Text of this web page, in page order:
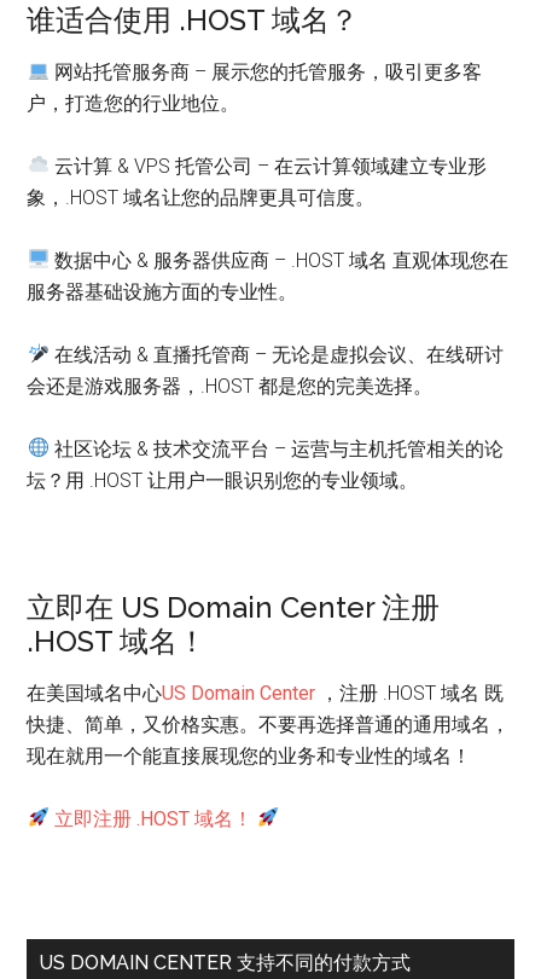
谁适合使用 .HOST 域名？
网站托管服务商 – 展示您的托管服务，吸引更多客
户，打造您的行业地位。
云计算 & VPS 托管公司 – 在云计算领域建立专业形
象，.HOST 域名让您的品牌更具可信度。
数据中心 & 服务器供应商 – .HOST 域名 直观体现您在
服务器基础设施方面的专业性。
在线活动 & 直播托管商 – 无论是虚拟会议、在线研讨
会还是游戏服务器，.HOST 都是您的完美选择。
社区论坛 & 技术交流平台 – 运营与主机托管相关的论
坛？用 .HOST 让用户一眼识别您的专业领域。
立即在 US Domain Center 注册
.HOST 域名！
在美国域名中心US Domain Center ，注册 .HOST 域名 既
快捷、简单，又价格实惠。不要再选择普通的通用域名，
现在就用一个能直接展现您的业务和专业性的域名！
立即注册 .HOST 域名！
US DOMAIN CENTER 支持不同的付款方式